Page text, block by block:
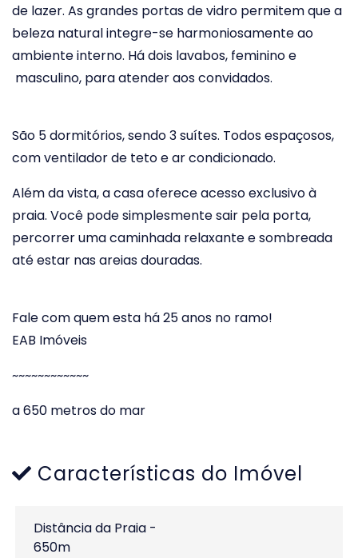
de lazer. As grandes portas de vidro permitem que a
beleza natural integre-se harmoniosamente ao
ambiente interno. Há dois lavabos, feminino e
masculino, para atender aos convidados.
São 5 dormitórios, sendo 3 suítes. Todos espaçosos,
com ventilador de teto e ar condicionado.
Além da vista, a casa oferece acesso exclusivo à
praia. Você pode simplesmente sair pela porta,
percorrer uma caminhada relaxante e sombreada
até estar nas areias douradas.
Fale com quem esta há 25 anos no ramo!
EAB Imóveis
~~~~~~~~~~~~
a 650 metros do mar
Características do Imóvel
Distância da Praia -
650m